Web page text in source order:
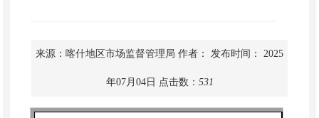
来源：喀什地区市场监督管理局 作者： 发布时间： 2025
年07月04日 点击数： 531